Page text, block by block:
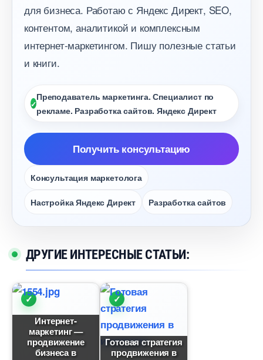
для бизнеса. Работаю с Яндекс Директ, SEO,
контентом, аналитикой и комплексным
интернет-маркетингом. Пишу полезные статьи
и книги.
Преподаватель маркетинга. Специалист по
рекламе. Разработка сайтов. Яндекс Директ
Получить консультацию
Консультация маркетолога
Настройка Яндекс Директ Разработка сайто
ДРУГИЕ ИНТЕРЕСНЫЕ СТАТЬИ:
Интернет-
маркетинг —
продвижение
изнеса
Готовая стратегия
продвижения